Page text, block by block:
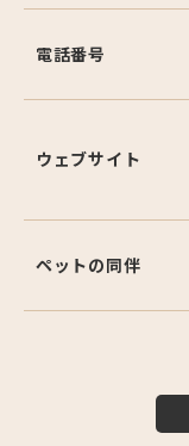
電話番号
ウェブサイト
ペットの同伴